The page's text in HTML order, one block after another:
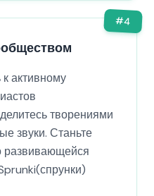
#4
активному
творениями
звуки. Станьте
развивающейся